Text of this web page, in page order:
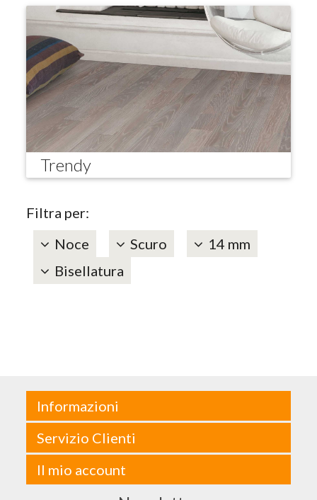
Trendy
Filtra per:
Noce
Scuro
14 mm
Bisellatura
Informazioni
Servizio Clienti
Il mio account